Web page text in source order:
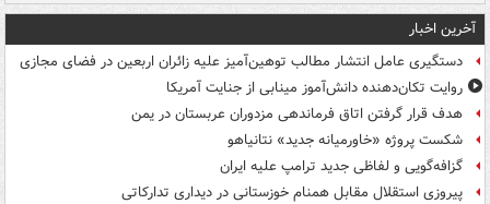
آخرین اخبار
دستگیری عامل انتشار مطالب توهین‌آمیز علیه زائران اربعین در فضای مجازی
روایت تکان‌دهنده دانش‌آموز مینابی از جنایت آمریکا
هدف قرار گرفتن اتاق‌ فرماندهی مزدوران عربستان در یمن
شکست پروژه «خاورمیانه جدید» نتانیاهو
گزافه‌گویی و لفاظی جدید ترامپ علیه ایران
پیروزی استقلال مقابل همنام خوزستانی در دیداری تدارکاتی